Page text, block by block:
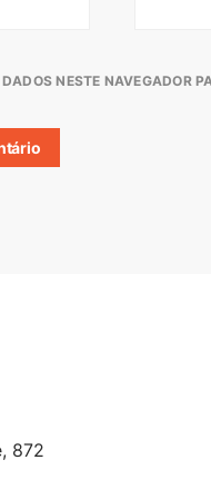
NESTE NAVEGADOR
872